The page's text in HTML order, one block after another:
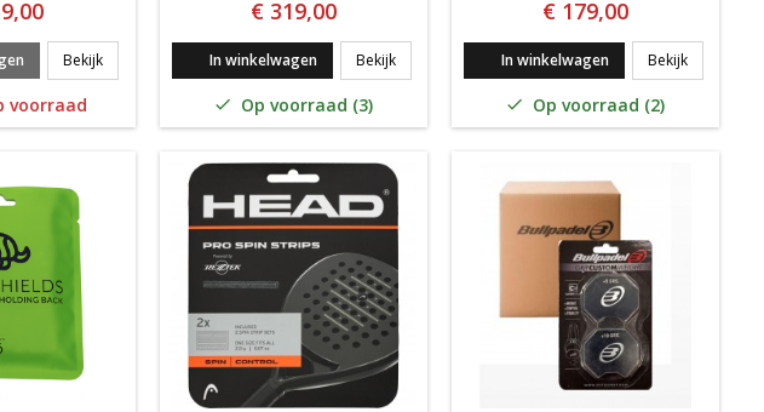
BekijkOxdog 8261514 Ultimate Tour X
voorraad
€ 319,00
In winkelwagen BekijkOxdog 8261513 Ultimate Pro Light
 Op voorraad (3)
€ 179,00
In winkelwagen BekijkOxdog
 Op voorraad (2)